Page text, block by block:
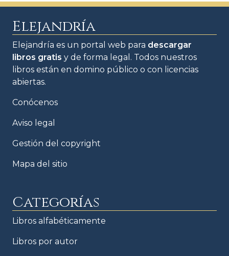
Elejandría
Elejandría es un portal web para descargar
libros gratis y de forma legal. Todos nuestros
libros están en domino público o con licencias
abiertas.
Conócenos
Aviso legal
Gestión del copyright
Mapa del sitio
Categorías
Libros alfabéticamente
Libros por autor